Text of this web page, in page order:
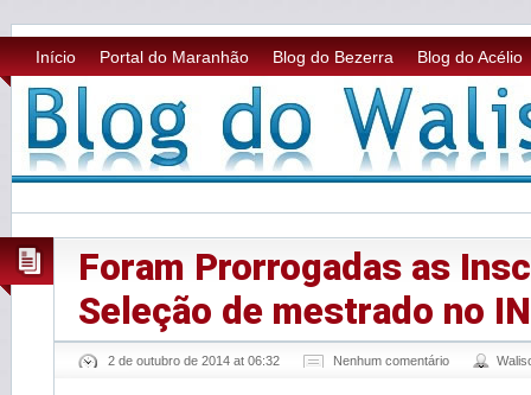
Início Portal do Maranhão Blog do Bezerra Blog do Acélio
Foram Prorrogadas as
Seleção de mestrado no
2 de outubro de 2014 at 06:32 Nenhum comentário